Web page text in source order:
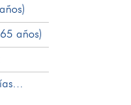
años)